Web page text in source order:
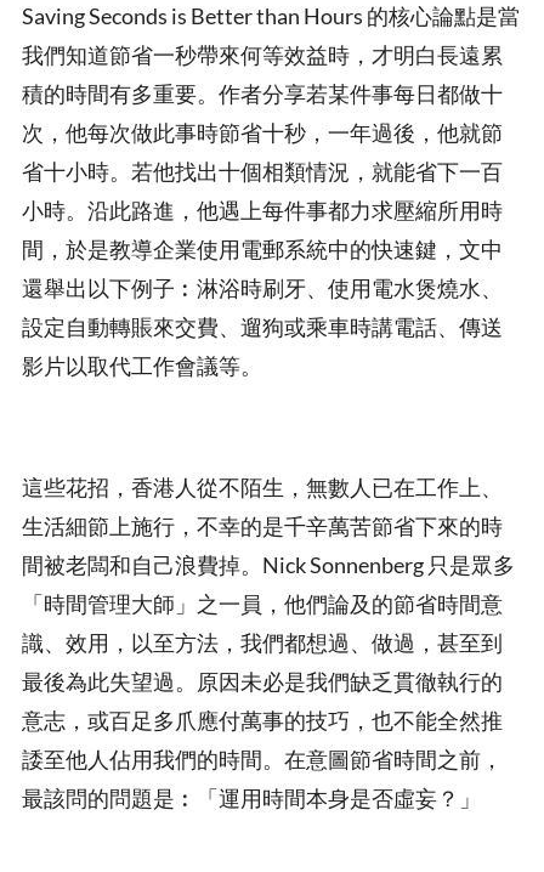
Saving Seconds is Better than Hours 的核心論點是當
我們知道節省一秒帶來何等效益時，才明白長遠累
積的時間有多重要。作者分享若某件事每日都做十
次，他每次做此事時節省十秒，一年過後，他就節
省十小時。若他找出十個相類情況，就能省下一百
小時。沿此路進，他遇上每件事都力求壓縮所用時
間，於是教導企業使用電郵系統中的快速鍵，文中
還舉出以下例子︰淋浴時刷牙、使用電水煲燒水、
設定自動轉賬來交費、遛狗或乘車時講電話、傳送
影片以取代工作會議等。
這些花招，香港人從不陌生，無數人已在工作上、
生活細節上施行，不幸的是千辛萬苦節省下來的時
間被老闆和自己浪費掉。Nick Sonnenberg 只是眾多
「時間管理大師」之一員，他們論及的節省時間意
識、效用，以至方法，我們都想過、做過，甚至到
最後為此失望過。原因未必是我們缺乏貫徹執行的
意志，或百足多爪應付萬事的技巧，也不能全然推
諉至他人佔用我們的時間。在意圖節省時間之前，
最該問的問題是︰「運用時間本身是否虛妄？」